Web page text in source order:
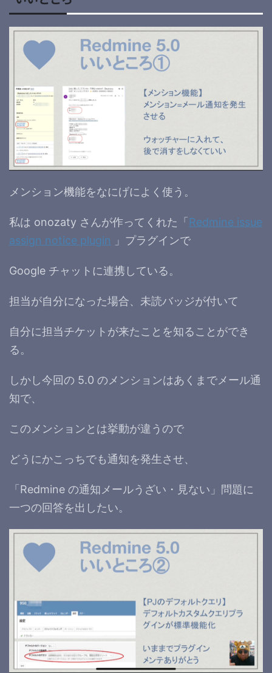
メンション機能をなにげによく使う。
私は onozaty さんが作ってくれた「 Redmine issue
assign notice plugin 」プラグインで
Google チャットに連携している。
担当が自分になった場合、未読バッジが付いて
自分に担当チケットが来たことを知ることができ
る。
しかし今回の 5.0 のメンションはあくまでメール通
知で、
このメンションとは挙動が違うので
どうにかこっちでも通知を発生させ、
「Redmine の通知メールうざい・見ない」問題に
一つの回答を出したい。